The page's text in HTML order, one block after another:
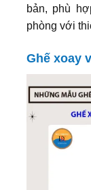
bản, phù
phòng với
Ghế xoay